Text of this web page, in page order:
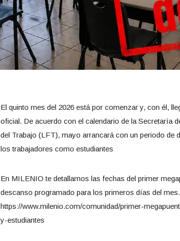
El quinto mes del 2026 está por comenzar y, con él,
oficial. De acuerdo con el calendario de la Secretaría
del Trabajo (LFT), mayo arrancará con un periodo de
los trabajadores como estudiantes
En MILENIO te detallamos las fechas del primer
descanso programado para los primeros días del mes.
https://www.milenio.com/comunidad/primer-
y-estudiantes